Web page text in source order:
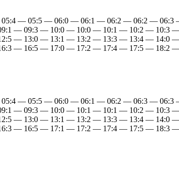
— 05:5 — 06:0 — 06:1 — 06:2 — 06:2 —
— 09:3 — 10:0 — 10:0 — 10:1 — 10:2 — 10:3
— 13:0 — 13:1 — 13:2 — 13:3 — 13:4 — 14:0
— 16:5 — 17:0 — 17:2 — 17:4 — 17:5 — 18:2
— 05:5 — 06:0 — 06:1 — 06:2 — 06:3 —
— 09:3 — 10:0 — 10:1 — 10:1 — 10:2 — 10:3
— 13:0 — 13:1 — 13:2 — 13:3 — 13:4 — 14:0
— 16:5 — 17:1 — 17:2 — 17:4 — 17:5 — 18:3